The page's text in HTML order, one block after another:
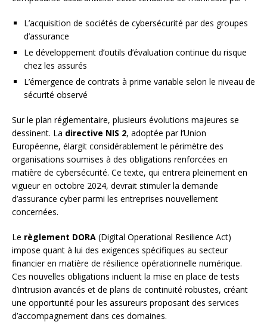
L’acquisition de sociétés de cybersécurité par des groupes
d’assurance
Le développement d’outils d’évaluation continue du risque
chez les assurés
L’émergence de contrats à prime variable selon le niveau de
sécurité observé
Sur le plan réglementaire, plusieurs évolutions majeures se
dessinent. La directive NIS 2, adoptée par l’Union
Européenne, élargit considérablement le périmètre des
organisations soumises à des obligations renforcées en
matière de cybersécurité. Ce texte, qui entrera pleinement en
vigueur en octobre 2024, devrait stimuler la demande
d’assurance cyber parmi les entreprises nouvellement
concernées.
Le règlement DORA (Digital Operational Resilience Act)
impose quant à lui des exigences spécifiques au secteur
financier en matière de résilience opérationnelle numérique.
Ces nouvelles obligations incluent la mise en place de tests
d’intrusion avancés et de plans de continuité robustes, créant
une opportunité pour les assureurs proposant des services
d’accompagnement dans ces domaines.